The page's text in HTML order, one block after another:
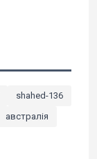
shahed-136
австралія